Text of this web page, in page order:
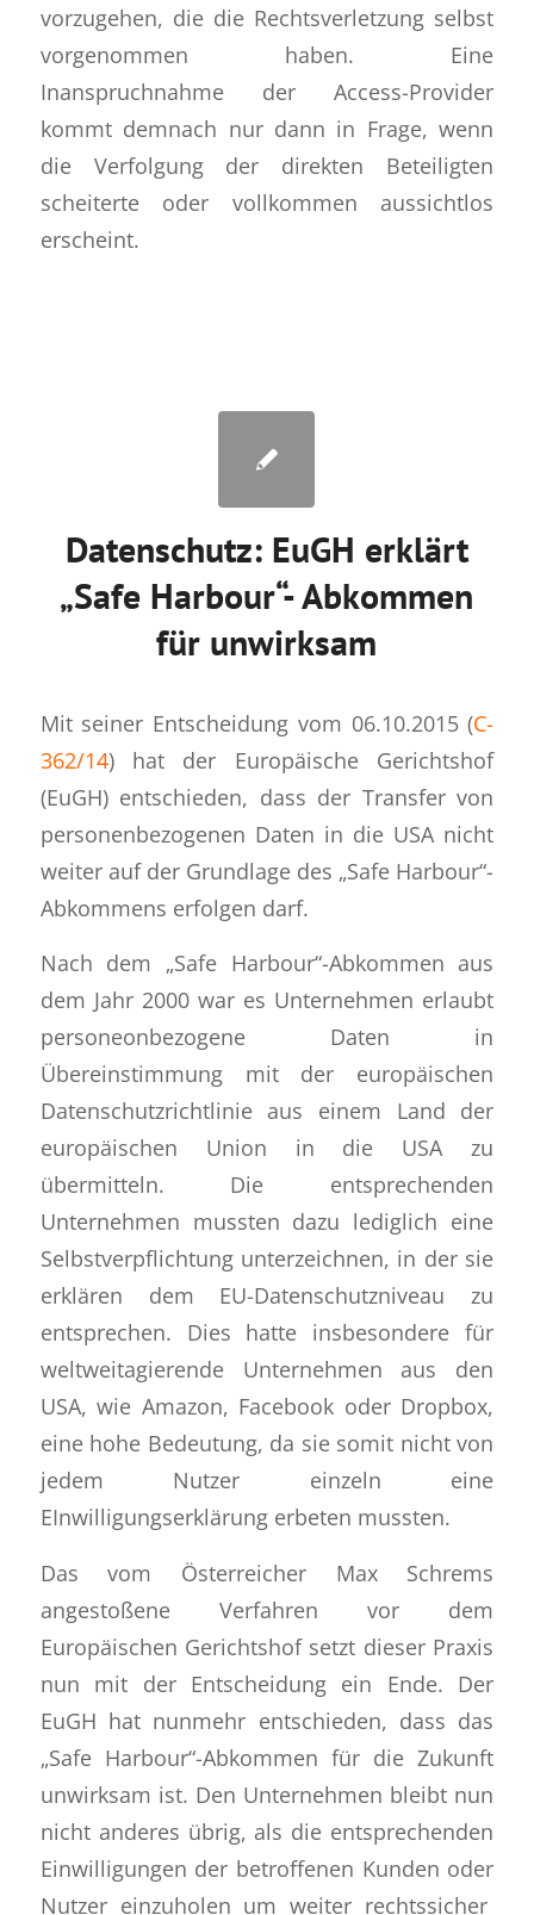
vorzugehen, die die Rechtsverletzung selbst
vorgenommen haben. Eine
Inanspruchnahme der Access-Provider
kommt demnach nur dann in Frage, wenn
die Verfolgung der direkten Beteiligten
scheiterte oder vollkommen aussichtlos
erscheint.
Datenschutz: EuGH erklärt
„Safe Harbour“- Abkommen
für unwirksam
Mit seiner Entscheidung vom 06.10.2015 (C-
362/14) hat der Europäische Gerichtshof
(EuGH) entschieden, dass der Transfer von
personenbezogenen Daten in die USA nicht
weiter auf der Grundlage des „Safe Harbour“-
Abkommens erfolgen darf.
Nach dem „Safe Harbour“-Abkommen aus
dem Jahr 2000 war es Unternehmen erlaubt
personeonbezogene Daten in
Übereinstimmung mit der europäischen
Datenschutzrichtlinie aus einem Land der
europäischen Union in die USA zu
übermitteln. Die entsprechenden
Unternehmen mussten dazu lediglich eine
Selbstverpflichtung unterzeichnen, in der sie
erklären dem EU-Datenschutzniveau zu
entsprechen. Dies hatte insbesondere für
weltweitagierende Unternehmen aus den
USA, wie Amazon, Facebook oder Dropbox,
eine hohe Bedeutung, da sie somit nicht von
jedem Nutzer einzeln eine
EInwilligungserklärung erbeten mussten.
Das vom Österreicher Max Schrems
angestoßene Verfahren vor dem
Europäischen Gerichtshof setzt dieser Praxis
nun mit der Entscheidung ein Ende. Der
EuGH hat nunmehr entschieden, dass das
„Safe Harbour“-Abkommen für die Zukunft
unwirksam ist. Den Unternehmen bleibt nun
nicht anderes übrig, als die entsprechenden
Einwilligungen der betroffenen Kunden oder
Nutzer einzuholen um weiter rechtssicher